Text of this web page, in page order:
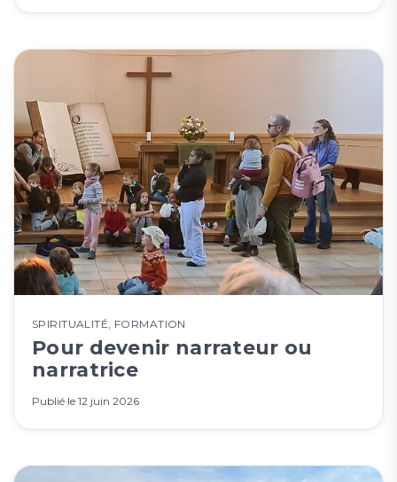
SPIRITUALITÉ, FORMATION
Pour devenir narrateur ou
narratrice
Publié le 12 juin 2026